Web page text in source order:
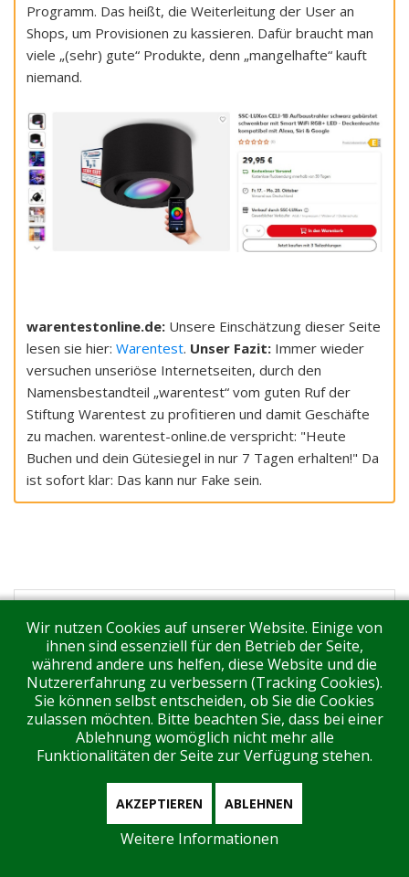
Programm. Das heißt, die Weiterleitung der User an
Shops, um Provisionen zu kassieren. Dafür braucht man
viele „(sehr) gute“ Produkte, denn „mangelhafte“ kauft
niemand.
warentestonline.de: Unsere Einschätzung dieser Seite
lesen sie hier: Warentest. Unser Fazit: Immer wieder
versuchen unseriöse Internetseiten, durch den
Namensbestandteil „warentest“ vom guten Ruf der
Stiftung Warentest zu profitieren und damit Geschäfte
zu machen. warentest-online.de verspricht: "Heute
Buchen und dein Gütesiegel in nur 7 Tagen erhalten!" Da
ist sofort klar: Das kann nur Fake sein.
Tags: Lidl , Amazon , Kaufland , Deutschland
Test
, Focus , vergleich.org , Verbrauchertäuschung
Irreführung
, Otto-Versand , Haus und Garten Test
,
Qualitätssieger , Institut Produktbewertung , Ebay
,
Institut für
Deutschlandtest
Institut für
Verbraucherschutz , ETM Testmagazin
Wir nutzen Cookies auf unserer Website. Einige von
ihnen sind essenziell für den Betrieb der Seite,
während andere uns helfen, diese Website und die
Nutzererfahrung zu verbessern (Tracking Cookies).
Sie können selbst entscheiden, ob Sie die Cookies
zulassen möchten. Bitte beachten Sie, dass bei einer
Ablehnung womöglich nicht mehr alle
Funktionalitäten der Seite zur Verfügung stehen.
AKZEPTIEREN ABLEHNEN
Weitere Informationen